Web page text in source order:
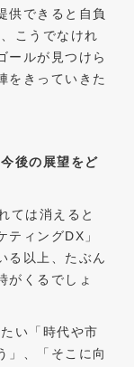
供できると自負
こうでなけれ
ールが見つけら
をきっていきた
後の展望をど
ては消えると
ティングDX」
る以上、たぶん
がくるでしょ
い「時代や市
」、「そこに向